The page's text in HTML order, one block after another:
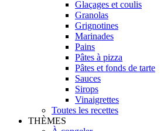
Glaçages et coulis
Granolas
Grignotines
Marinades
Pains
Pâtes à pizza
Pâtes et fonds de tarte
Sauces
Sirops
Vinaigrettes
Toutes les recettes
THÈMES